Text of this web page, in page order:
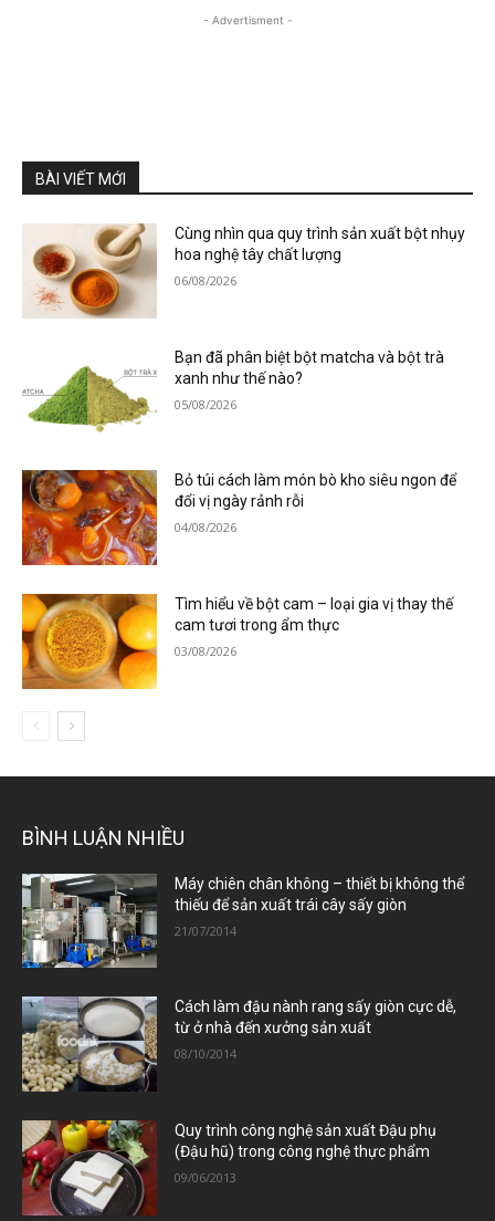
- Advertisment -
BÀI VIẾT MỚI
Cùng nhìn qua quy trình sản xuất bột nhụy
hoa nghệ tây chất lượng
06/08/2026
Bạn đã phân biệt bột matcha và bột trà
xanh như thế nào?
05/08/2026
Bỏ túi cách làm món bò kho siêu ngon để
đổi vị ngày rảnh rỗi
04/08/2026
Tìm hiểu về bột cam – loại gia vị thay thế
cam tươi trong ẩm thực
03/08/2026
BÌNH LUẬN NHIỀU
Máy chiên chân không – thiết bị không thể
thiếu để sản xuất trái cây sấy giòn
21/07/2014
Cách làm đậu nành rang sấy giòn cực dễ,
từ ở nhà đến xưởng sản xuất
08/10/2014
Quy trình công nghệ sản xuất Đậu phụ
(Đậu hũ) trong công nghệ thực phẩm
09/06/2013